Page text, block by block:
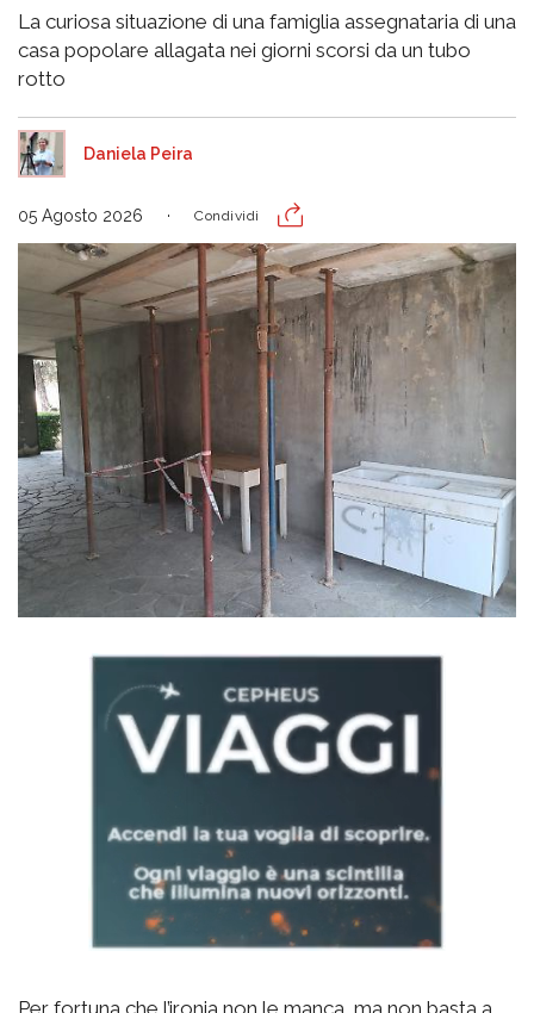
La curiosa situazione di una famiglia assegnataria di una
casa popolare allagata nei giorni scorsi da un tubo
rotto
Daniela Peira
05 Agosto 2026 Condividi
Per fortuna che l’ironia non le manca, ma non basta a